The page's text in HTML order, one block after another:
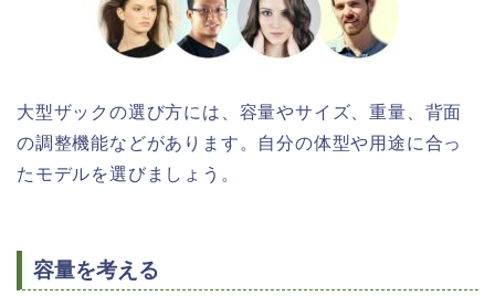
大型ザックの選び方には、容量やサイズ、重量、背面
の調整機能などがあります。自分の体型や用途に合っ
たモデルを選びましょう。
容量を考える